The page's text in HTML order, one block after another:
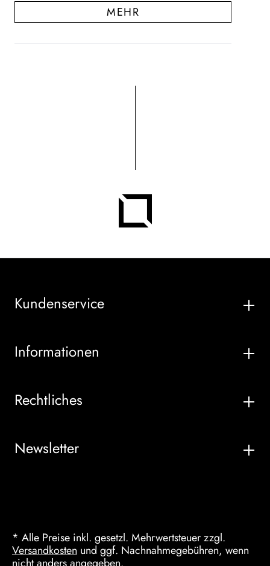
MEHR
Kundenservice
Informationen
Rechtliches
Newsletter
* Alle Preise inkl. gesetzl. Mehrwertsteuer zzgl.
Versandkosten und ggf. Nachnahmegebühren, wenn